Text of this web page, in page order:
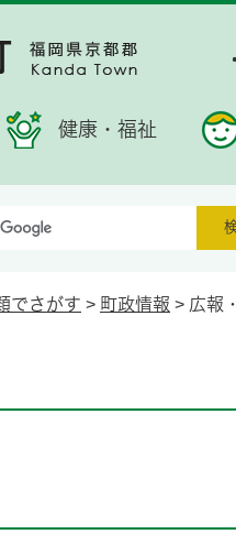
健康・福祉
でさがす > 町政情報 > 広報